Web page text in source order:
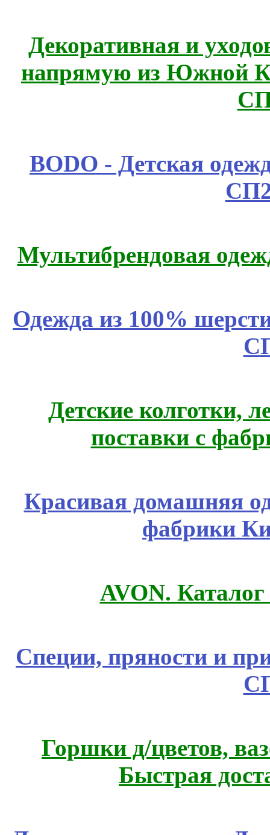
Декоративная и
напрямую из
BODO - Детская
Мультибрендовая
Одежда из 100%
Детские колготки,
поставки с
Красивая домашняя
фабрики
AVON.
Специи, пряности и
Горшки д/цветов,
Быстрая